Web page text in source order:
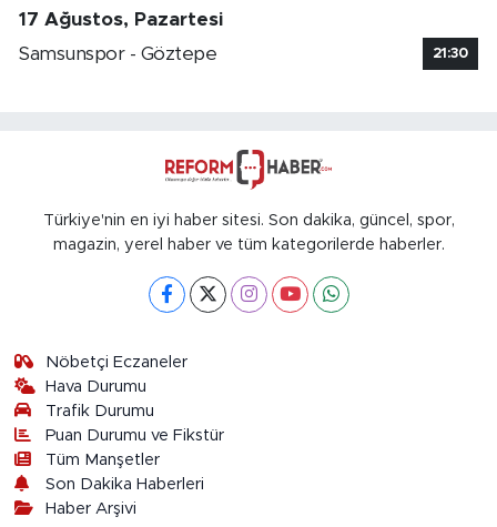
17 Ağustos, Pazartesi
Samsunspor - Göztepe
21:30
Türkiye'nin en iyi haber sitesi. Son dakika, güncel, spor,
magazin, yerel haber ve tüm kategorilerde haberler.
Nöbetçi Eczaneler
Hava Durumu
Trafik Durumu
Puan Durumu ve Fikstür
Tüm Manşetler
Son Dakika Haberleri
Haber Arşivi